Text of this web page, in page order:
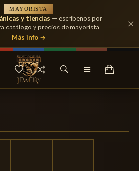
MAYORISTA
y tiendas — escríbenos por
catálogo y precios de mayorista
Más info →